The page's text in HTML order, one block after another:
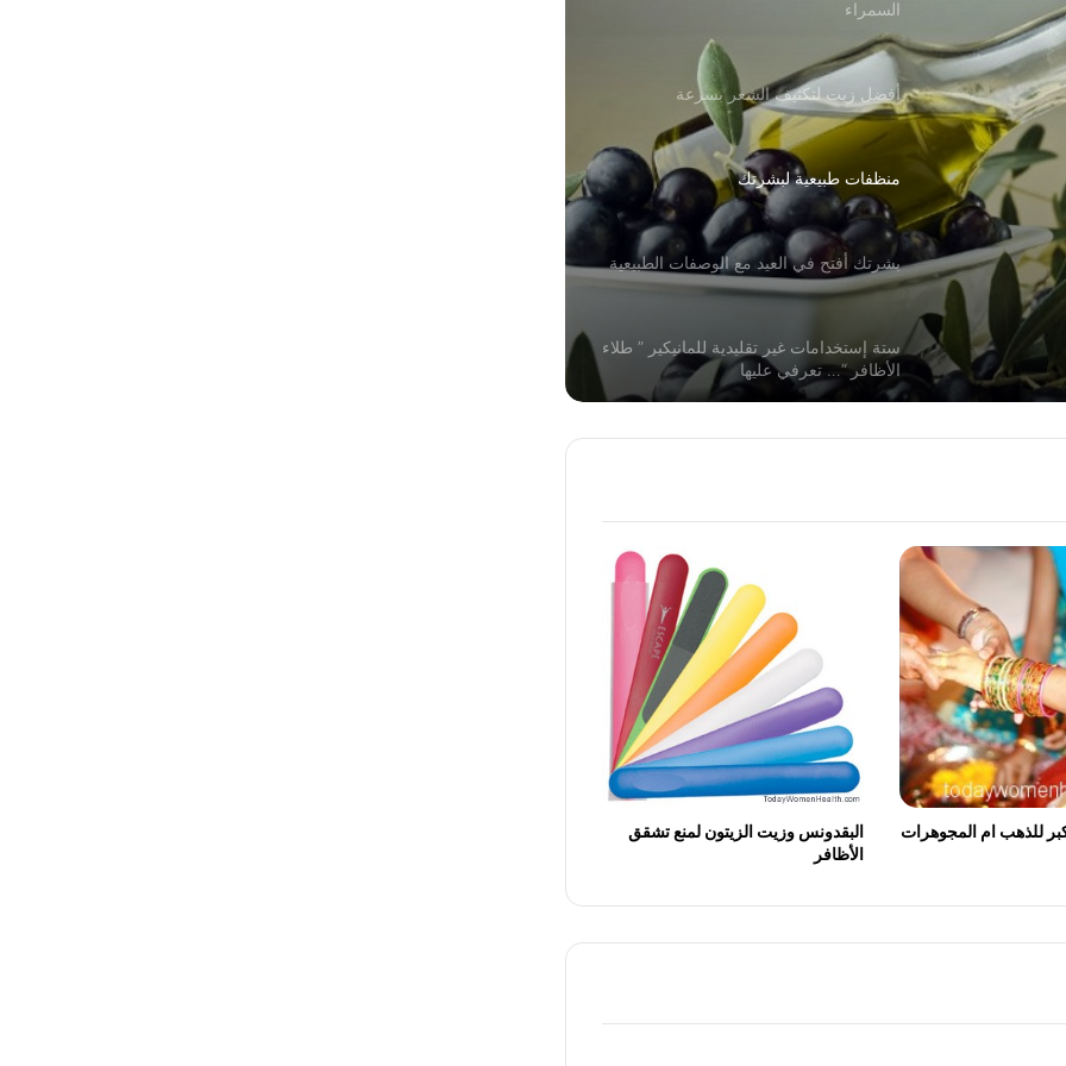
أفضل زيت لتكثيف الشعر بسرعة
منظفات طبيعية لبشرتك
بشرتك أفتح في العيد مع الوصفات الطبيعية
الأظافر “… تعرفي عليها
أسرار المكياج الناجح في عشر نقاط
الطريقة المثلى لتخزين مجوهراتك… تعرفي
7 نصائح لتخزين الأحذية الشتوية
تشكيلة 2014 من موديلات الأحذية الطويلة
النسائية
طريقة إختيار الحجاب المنايب للبشرة
للذهب ام المجوهرات
البقدونس وزيت الزيتون لمنع تشقق
الأظافر